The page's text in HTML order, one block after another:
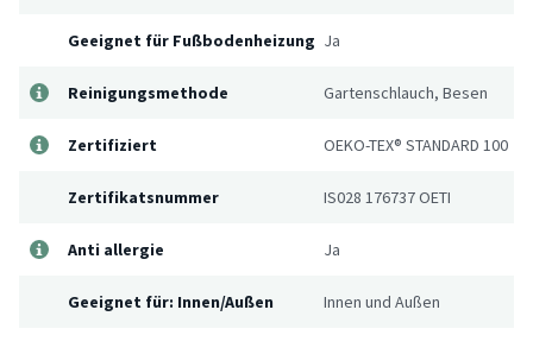
Geeignet für Fußbodenheizung Ja
Reinigungsmethode Gartenschlauch, Besen
Zertifiziert OEKO-TEX® STANDARD 100
Zertifikatsnummer IS028 176737 OETI
Anti allergie Ja
Geeignet für: Innen/Außen Innen und Außen